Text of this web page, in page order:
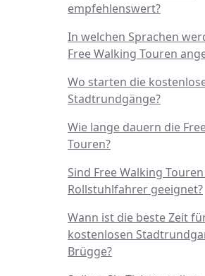
empfehlenswert?
In welchen Sprachen
Free Walking Touren
Wo starten die
Stadtrundgänge?
Wie lange dauern die
Touren?
Sind Free Walking
Rollstuhlfahrer geeignet?
Wann ist die beste Zeit
kostenlosen
Brügge?